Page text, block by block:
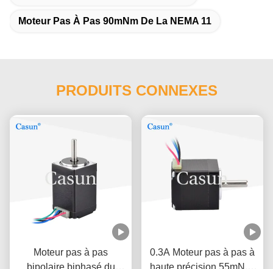
Moteur Pas À Pas 90mNm De La NEMA 11
PRODUITS CONNEXES
Moteur pas à pas
bipolaire biphasé du
0.3A Moteur pas à pas à
haute précision 55mN.M